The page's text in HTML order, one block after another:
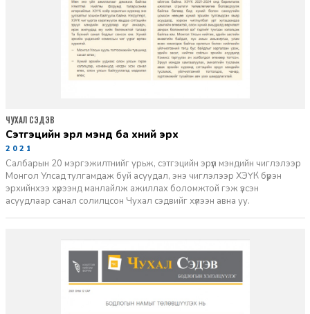
сэтгэцийн эрүүл мэнд ба хүний эрх
2021-06-20
Салбарын 20 мэргэжилтнийг урьж, сэтгэцийн эрүүл мэндийн чиглэлээр
Монгол Улсад тулгамдаж буй асуудал, энэ чиглэлээр ХЭҮК бүрэн
эрхийнхээ хүрээнд манлайлж ажиллах боломжтой гэж үзсэн
асуудлаар санал солилцсон Чухал сэдвийг хүлээн авна уу.
ЧУХАЛ СЭДЭВ